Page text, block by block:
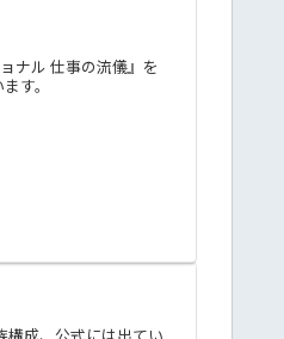
ナル 仕事の流儀』を
す。